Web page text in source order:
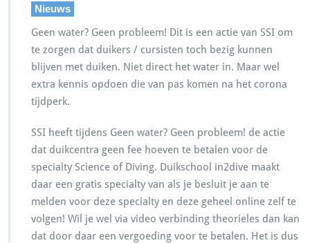
Nieuws
Geen water? Geen probleem! Dit is een actie van SSI om
te zorgen dat duikers / cursisten toch bezig kunnen
blijven met duiken. Niet direct het water in. Maar wel
extra kennis opdoen die van pas komen na het corona
tijdperk.
SSI heeft tijdens Geen water? Geen probleem! de actie
dat duikcentra geen fee hoeven te betalen voor de
specialty Science of Diving. Duikschool in2dive maakt
daar een gratis specialty van als je besluit je aan te
melden voor deze specialty en deze geheel online zelf te
volgen! Wil je wel via video verbinding theorieles dan kan
dat door daar een vergoeding voor te betalen. Het is dus